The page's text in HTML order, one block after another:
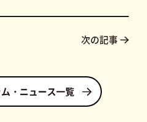
次の記事
・ニュース一覧